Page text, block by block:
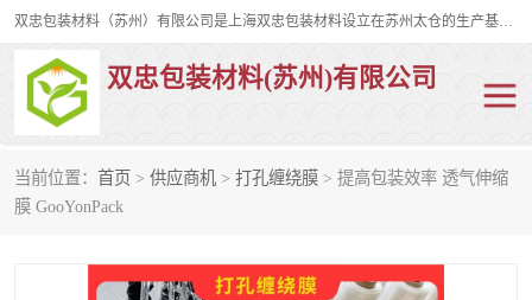
双忠包装材料（苏州）有限公司是上海双忠包装材料设立在苏州太仓的生产基地，占地约2万平米，产品主要有打孔缠绕膜，拉伸蜂窝纸，集装箱充气袋，滑托板，打包带，裹包网兜，防滑纸等箱体和托盘的运输和保护性包材。固永包材®，GooYon Pack®，是我们保护性包装材料的专属品牌。
双忠包装材料(苏州)有限公司
当前位置： 首页 > 供应商机 > 打孔缠绕膜 > 提高包装效率 透气伸缩
膜 GooYonPack
打孔缠绕膜
裹包网兜 纤维打包带